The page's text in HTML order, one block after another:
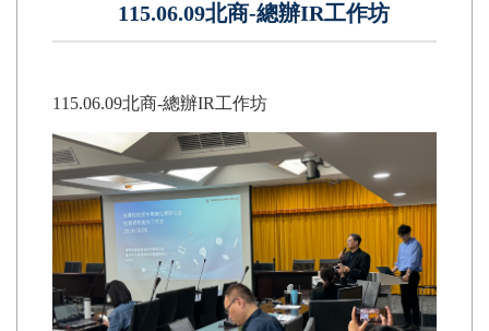
115.06.09北商-總辦IR工作坊
115.06.09北商-總辦IR工作坊